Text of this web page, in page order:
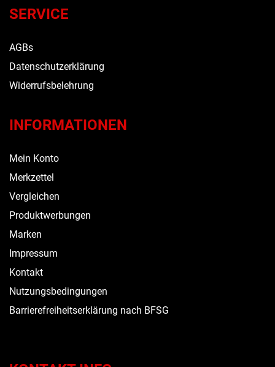
SERVICE
AGBs
Datenschutzerklärung
Widerrufsbelehrung
INFORMATIONEN
Mein Konto
Merkzettel
Vergleichen
Produktwerbungen
Marken
Impressum
Kontakt
Nutzungsbedingungen
Barrierefreiheitserklärung nach BFSG